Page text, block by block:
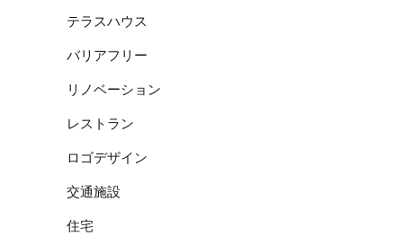
テラスハウス
バリアフリー
リノベーション
レストラン
ロゴデザイン
交通施設
住宅